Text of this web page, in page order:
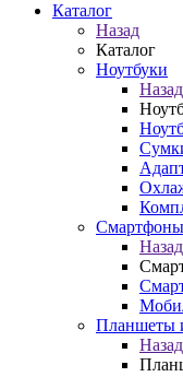
Каталог
Назад
Каталог
Ноутбуки
Назад
Смартфоны
Назад
Планшеты
Назад